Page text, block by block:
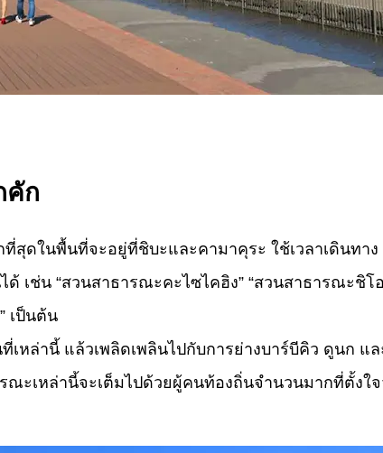
คัก
ดในพื้นที่จะอยู่ที่ชิบะและคามาคุระ ใช้เวลาเดินทาง
เช่น “สวนสาธารณะคะไซไคฮิง” “สวนสาธารณะชิโ
เป็นต้น
หล่านี้ แล้วเพลิดเพลินไปกับการย่างบาร์บีคิว ดูนก แ
ณะเหล่านี้จะเต็มไปด้วยผู้คนท้องถิ่นจำนวนมากที่ตั้ง